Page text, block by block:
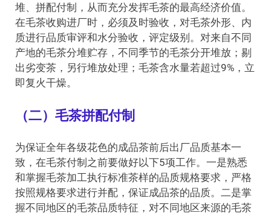
堆、拼配付制，从而充分发挥毛茶的最高经济价值。
在毛茶收购进厂时，必须及时验收，对毛茶外形、内
质进行品质审评和水分验收，评定级别。对来自不同
产地的毛茶分堆贮存，不同季节的毛茶分开堆放；剔
出劣变茶，另行堆放处理；毛茶含水量若超过9%，立
即复火干燥。
（二）毛茶拼配付制
为保证全年各级花色的成品茶前后出厂品质基本一
致，在毛茶付制之前要做好以下5项工作。一是熟悉
和掌握毛茶加工执行标准茶样的品质规格要求，严格
按照规格要求进行并配，保证成品茶的品质。二是掌
握不同地区的毛茶品质特征，对不同地区来源的毛茶